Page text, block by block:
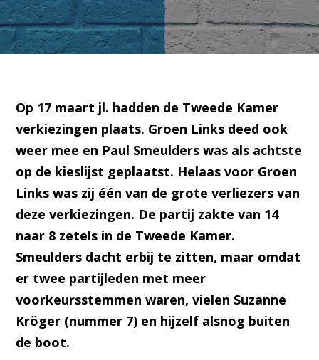
Op 17 maart jl. hadden de Tweede Kamer
verkiezingen plaats. Groen Links deed ook
weer mee en Paul Smeulders was als achtste
op de kieslijst geplaatst. Helaas voor Groen
Links was zij één van de grote verliezers van
deze verkiezingen. De partij zakte van 14
naar 8 zetels in de Tweede Kamer.
Smeulders dacht erbij te zitten, maar omdat
er twee partijleden met meer
voorkeursstemmen waren, vielen Suzanne
Kröger (nummer 7) en hijzelf alsnog buiten
de boot.